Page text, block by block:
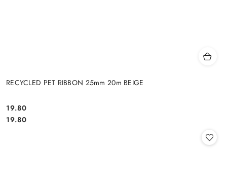
RECYCLED PET RIBBON 25mm 20m BEIGE
Cena:
19.80
Cena:
19.80